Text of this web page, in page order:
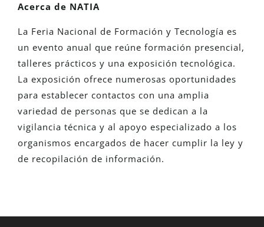
Acerca de NATIA
La Feria Nacional de Formación y Tecnología es
un evento anual que reúne formación presencial,
talleres prácticos y una exposición tecnológica.
La exposición ofrece numerosas oportunidades
para establecer contactos con una amplia
variedad de personas que se dedican a la
vigilancia técnica y al apoyo especializado a los
organismos encargados de hacer cumplir la ley y
de recopilación de información.